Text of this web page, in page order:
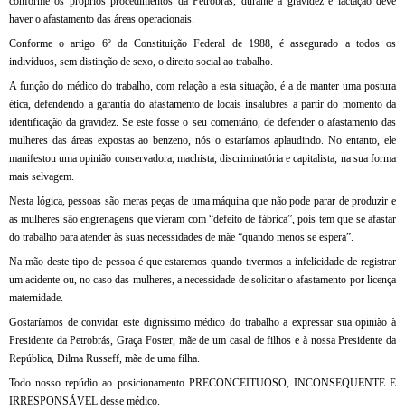
haver o afastamento das áreas operacionais.
Conforme o artigo 6º da Constituição Federal de 1988, é assegurado a todos os
indivíduos, sem distinção de sexo, o direito social ao trabalho.
A função do médico do trabalho, com relação a esta situação, é a de manter uma postura
ética, defendendo a garantia do afastamento de locais insalubres a partir do momento da
identificação da gravidez. Se este fosse o seu comentário, de defender o afastamento das
mulheres das áreas expostas ao benzeno, nós o estaríamos aplaudindo. No entanto, ele
manifestou uma opinião conservadora, machista, discriminatória e capitalista, na sua forma
mais selvagem.
Nesta lógica, pessoas são meras peças de uma máquina que não pode parar de produzir e
as mulheres são engrenagens que vieram com “defeito de fábrica”, pois tem que se afastar
do trabalho para atender às suas necessidades de mãe “quando menos se espera”.
Na mão deste tipo de pessoa é que estaremos quando tivermos a infelicidade de registrar
um acidente ou, no caso das mulheres, a necessidade de solicitar o afastamento por licença
maternidade.
Gostaríamos de convidar este digníssimo médico do trabalho a expressar sua opinião à
Presidente da Petrobrás, Graça Foster, mãe de um casal de filhos e à nossa Presidente da
República, Dilma Russeff, mãe de uma filha.
Todo nosso repúdio ao posicionamento PRECONCEITUOSO, INCONSEQUENTE E
IRRESPONSÁVEL desse médico.